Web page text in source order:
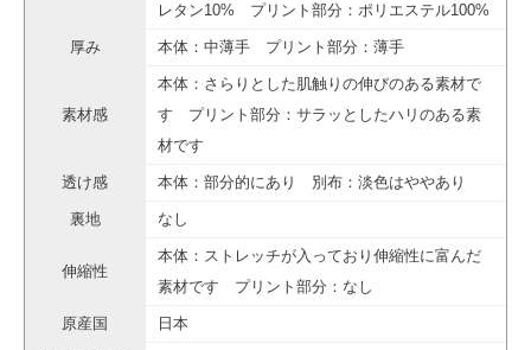
レタン10% プリント部分：ポリエステル100%
厚み 本体：中薄手 プリント部分：薄手
素材感
本体：さらりとした肌触りの伸びのある素材で
す プリント部分：サラッとしたハリのある素
材です
透け感 本体：部分的にあり 別布：淡色はややあり
裏地 なし
伸縮性
本体：ストレッチが入っており伸縮性に富んだ
素材です プリント部分：なし
原産国 日本